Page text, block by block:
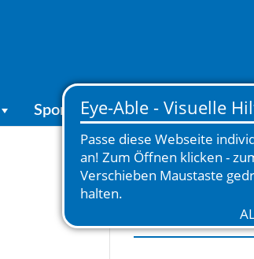
Sportjugend Medien